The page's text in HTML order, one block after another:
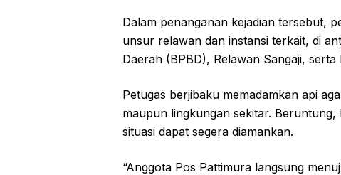
Dalam penanganan kejadian tersebut,
unsur relawan dan instansi terkait, di
Daerah (BPBD), Relawan Sangaji, serta
Petugas berjibaku memadamkan api
maupun lingkungan sekitar.
situasi dapat segera diamankan.
“Anggota Pos Pattimura langsung